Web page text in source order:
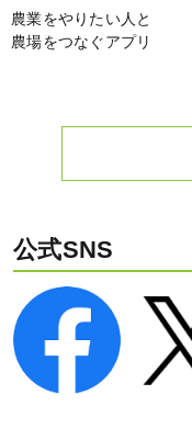
農業をやりたい人と
農場をつなぐアプリ
公式SNS